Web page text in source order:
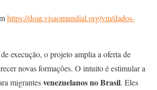
https://doar.visaomundial.org/vm/dados-
execução, o projeto amplia a oferta de
novas formações. O intuito é estimular a
migrantesvenezuelanos no Brasil. Eles